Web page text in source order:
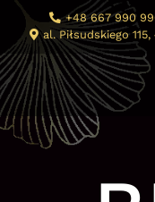
+48 667 990
al. Piłsudskiego